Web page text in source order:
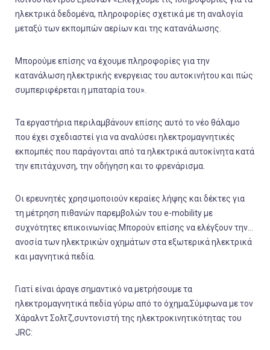
ηλεκτρικά δεδομένα, πληροφορίες σχετικά με τη αναλογία
μεταξύ των εκπομπών αερίων και της κατανάλωσης.
Μπορούμε επίσης να έχουμε πληροφορίες για την
κατανάλωση ηλεκτρικής ενεργειας του αυτοκινήτου και πώς
συμπεριφέρεται η μπαταρία του».
Τα εργαστήρια περιλαμβάνουν επίσης αυτό το νέο θάλαμο
που έχει σχεδιαστεί για να αναλύσει ηλεκτρομαγνητικές
εκπομπές που παράγονται από τα ηλεκτρικά αυτοκίνητα κατά
την επιτάχυνση, την οδήγηση και το φρενάρισμα.
Οι ερευνητές χρησιμοποιούν κεραίες λήψης και δέκτες για
τη μέτρηση πιθανών παρεμβολών του e-mobility με
συχνότητες επικοινωνίας.Μπορούν επίσης να ελέγξουν την…
ανοσία των ηλεκτρικών οχημάτων στα εξωτερικά ηλεκτρικά
και μαγνητικά πεδία.
Γιατί είναι άραγε σημαντικό να μετρήσουμε τα
ηλεκτρομαγνητικά πεδία γύρω από το όχημα;Σύμφωνα με τον
Χάραλντ Σολτζ,συντονιστή της ηλεκτροκινητικότητας του
JRC: